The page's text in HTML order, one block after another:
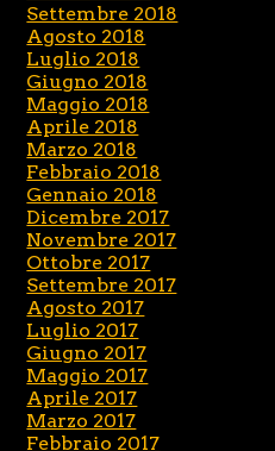
Settembre 2018
Agosto 2018
Luglio 2018
Giugno 2018
Maggio 2018
Aprile 2018
Marzo 2018
Febbraio 2018
Gennaio 2018
Dicembre 2017
Novembre 2017
Ottobre 2017
Settembre 2017
Agosto 2017
Luglio 2017
Giugno 2017
Maggio 2017
Aprile 2017
Marzo 2017
Febbraio 2017